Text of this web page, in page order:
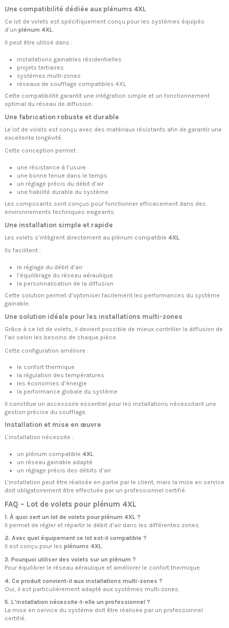
Une compatibilité dédiée aux plénums 4XL
Ce lot de volets est spécifiquement conçu pour les systèmes équipés
d’un plénum 4XL
Il peut être utilisé dans :
installations gainables résidentielles
projets tertiaires
systèmes multi-zones
réseaux de soufflage compatibles 4XL
Cette compatibilité garantit une intégration simple et un fonctionnement
optimal du réseau de diffusion.
Une fabrication robuste et durable
Le lot de volets est conçu avec des matériaux résistants afin de garantir une
excellente longévité.
Cette conception permet :
une résistance à l’usure
une bonne tenue dans le temps
un réglage précis du débit d’air
une fiabilité durable du système
Les composants sont conçus pour fonctionner efficacement dans des
environnements techniques exigeants.
Une installation simple et rapide
Les volets s’intègrent directement au plénum compatible 4XL.
Ils facilitent :
le réglage du débit d’air
l’équilibrage du réseau aéraulique
la personnalisation de la diffusion
Cette solution permet d’optimiser facilement les performances du système
gainable.
Une solution idéale pour les installations multi-zones
Grâce à ce lot de volets, il devient possible de mieux contrôler la diffusion de
l’air selon les besoins de chaque pièce.
Cette configuration améliore :
le confort thermique
la régulation des températures
les économies d’énergie
la performance globale du système
Il constitue un accessoire essentiel pour les installations nécessitant une
gestion précise du soufflage.
Installation et mise en œuvre
L’installation nécessite :
un plénum compatible 4XL
un réseau gainable adapté
un réglage précis des débits d’air
L’installation peut être réalisée en partie par le client, mais la mise en service
doit obligatoirement être effectuée par un professionnel certifié.
FAQ – Lot de volets pour plénum 4XL
1. À quoi sert un lot de volets pour plénum 4XL ?
Il permet de régler et répartir le débit d’air dans les différentes zones.
2. Avec quel équipement ce lot est-il compatible ?
Il est conçu pour les plénums 4XL.
3. Pourquoi utiliser des volets sur un plénum ?
Pour équilibrer le réseau aéraulique et améliorer le confort thermique.
4. Ce produit convient-il aux installations multi-zones ?
Oui, il est particulièrement adapté aux systèmes multi-zones.
5. L’installation nécessite-t-elle un professionnel ?
La mise en service du système doit être réalisée par un professionnel
certifié.